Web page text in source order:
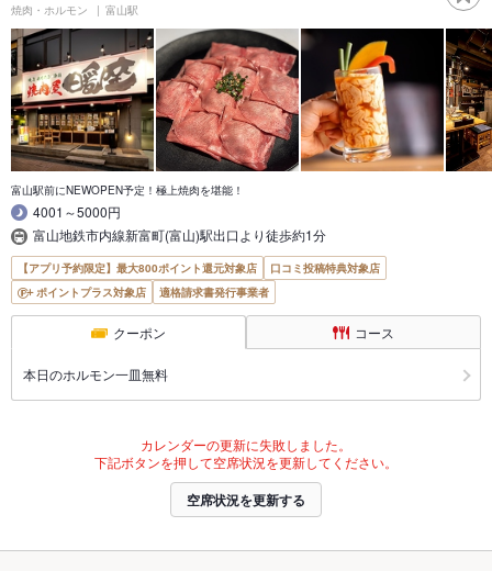
焼肉・ホルモン 富山駅
富山駅前にNEWOPEN予定！極上焼肉を堪能！
4001～5000円
富山地鉄市内線新富町(富山)駅出口より徒歩約1分
【アプリ予約限定】最大800ポイント還元対象店
口コミ投稿特典対象店
ポイントプラス対象店
適格請求書発行事業者
クーポン コース
本日のホルモン一皿無料
カレンダーの更新に失敗しました。
下記ボタンを押して空席状況を更新してください。
空席状況を更新する